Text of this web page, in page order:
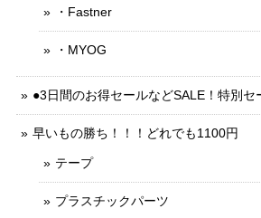
・Fastner
・MYOG
●3日間のお得セールなどSALE！特別
早いもの勝ち！！！どれでも1100円
テープ
プラスチックパーツ